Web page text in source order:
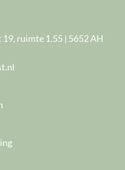
ruimte 1.55 | 5652 AH